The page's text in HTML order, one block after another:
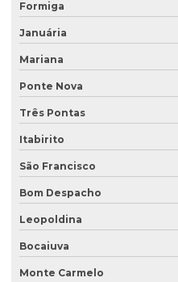
Ensaio triaxial de solos
Escritório de consultoria
Estudo hidrogeológico
Estudo hidrológico
Estudo hidrológico para outorga
Estudo hidrológico para pontes
Estudo de passivo ambiental
Exploração de águas
Gerenciamento de efluentes
Formiga
Januária
Mariana
Ponte Nova
Três Pontas
Itabirito
São Francisco
Bom Despacho
Leopoldina
Bocaiuva
Monte Carmelo